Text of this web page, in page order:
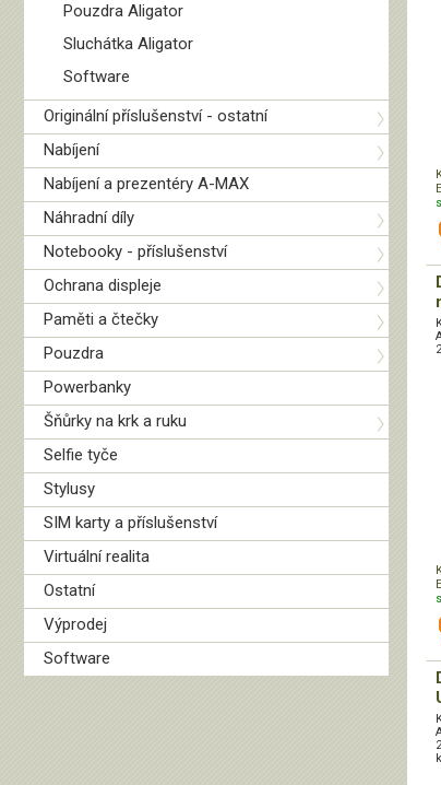
Pouzdra Aligator
Sluchátka Aligator
Software
Originální příslušenství - ostatní
Nabíjení
Nabíjení a prezentéry A-MAX
Náhradní díly
Notebooky - příslušenství
Ochrana displeje
Paměti a čtečky
Pouzdra
Powerbanky
Šňůrky na krk a ruku
Selfie tyče
Stylusy
SIM karty a příslušenství
Virtuální realita
Ostatní
Výprodej
Software